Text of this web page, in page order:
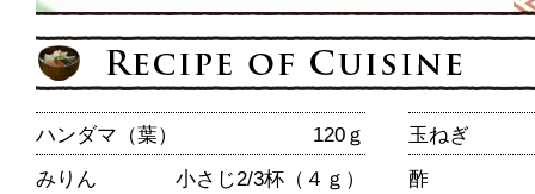
ハンダマ（葉） 120ｇ
玉ねぎ
みりん
小さじ2/3杯（４ｇ） 酢